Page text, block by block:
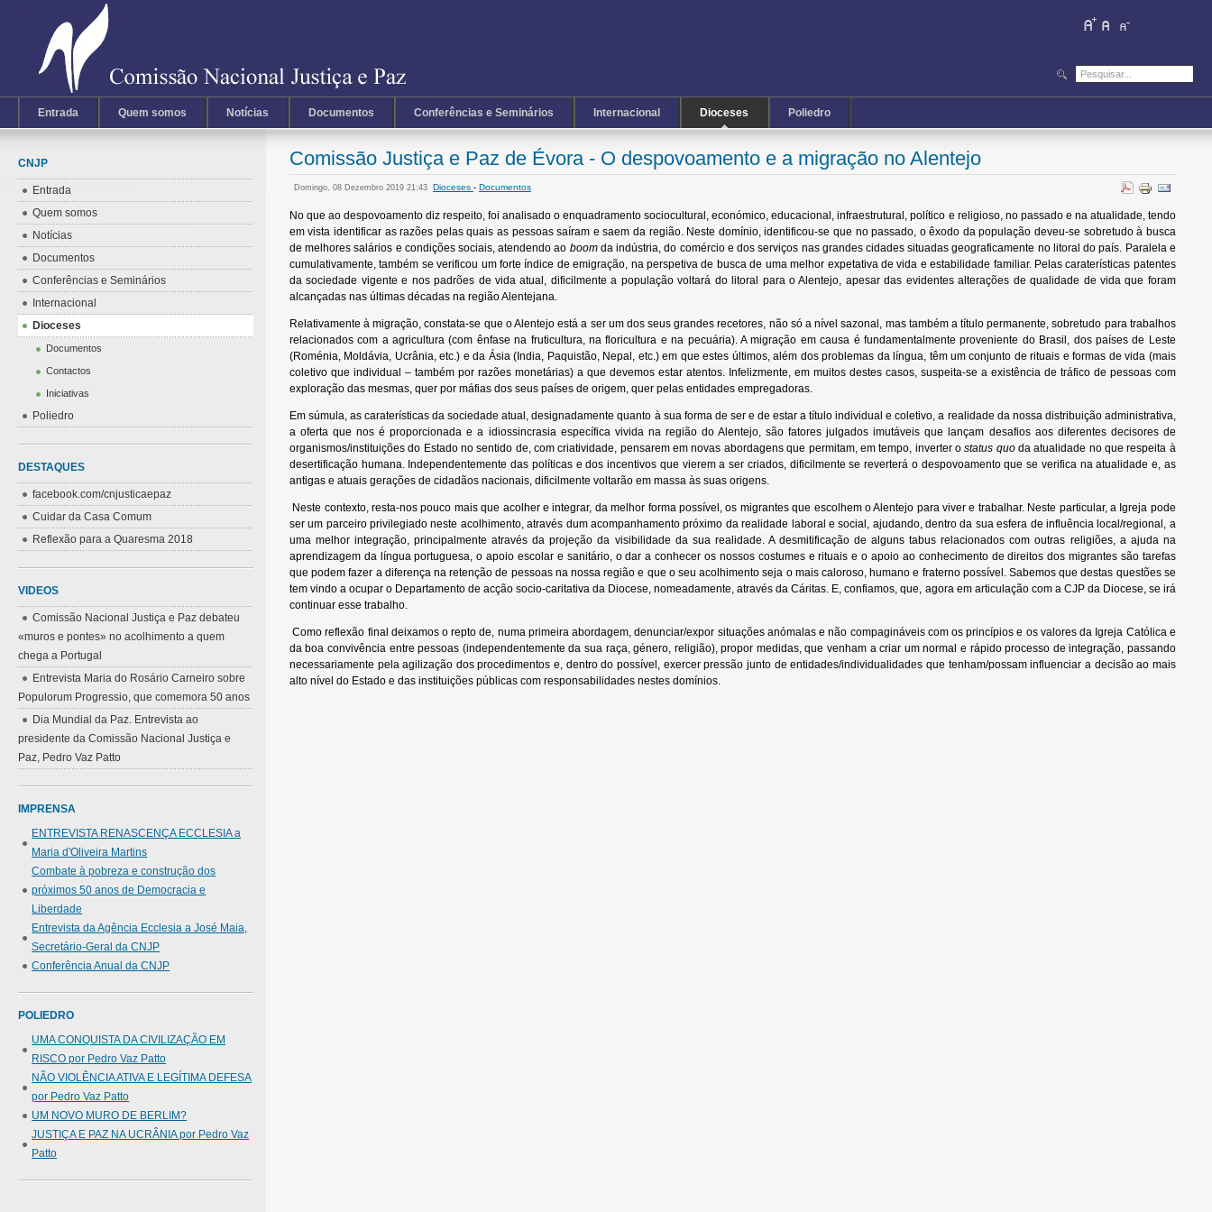
Entrada Quem somos Notícias Documentos Conferências e Seminários Internacional Dioceses Poliedro
Comissão Justiça e Paz de Évora - O despovoamento e a migração no Alentejo
Domingo, 08 Dezembro 2019 21:43 Dioceses - Documentos
No que ao despovoamento diz respeito, foi analisado o enquadramento sociocultural, económico, educacional, infraestrutural, político e religioso, no passado e na atualidade, tendo
em vista identificar as razões pelas quais as pessoas saíram e saem da região. Neste domínio, identificou-se que no passado, o êxodo da população deveu-se sobretudo à busca
de melhores salários e condições sociais, atendendo ao boomda indústria, do comércio e dos serviços nas grandes cidades situadas geograficamente no litoral do país. Paralela e
cumulativamente, também se verificou um forte índice de emigração, na perspetiva de busca de uma melhor expetativa de vida e estabilidade familiar. Pelas caraterísticas patentes
da sociedade vigente e nos padrões de vida atual, dificilmente a população voltará do litoral para o Alentejo, apesar das evidentes alterações de qualidade de vida que foram
alcançadas nas últimas décadas na região Alentejana.
Relativamente à migração, constata-se que o Alentejo está a ser um dos seus grandes recetores, não só a nível sazonal, mas também a título permanente, sobretudo para trabalhos
relacionados com a agricultura (com ênfase na fruticultura, na floricultura e na pecuária). A migração em causa é fundamentalmente proveniente do Brasil, dos países de Leste
(Roménia, Moldávia, Ucrânia, etc.) e da Ásia (India, Paquistão, Nepal, etc.) em que estes últimos, além dos problemas da língua, têm um conjunto de rituais e formas de vida (mais
coletivo que individual – também por razões monetárias) a que devemos estar atentos. Infelizmente, em muitos destes casos, suspeita-se a existência de tráfico de pessoas com
exploração das mesmas, quer por máfias dos seus países de origem, quer pelas entidades empregadoras.
Em súmula, as caraterísticas da sociedade atual, designadamente quanto à sua forma de ser e de estar a título individual e coletivo, a realidade da nossa distribuição administrativa,
a oferta que nos é proporcionada e a idiossincrasia específica vivida na região do Alentejo, são fatores julgados imutáveis que lançam desafios aos diferentes decisores de
organismos/instituições do Estado no sentido de, com criatividade, pensarem em novas abordagens que permitam, em tempo, inverter ostatus quoda atualidade no que respeita à
desertificação humana. Independentemente das políticas e dos incentivos que vierem a ser criados, dificilmente se reverterá o despovoamento que se verifica na atualidade e, as
antigas e atuais gerações de cidadãos nacionais, dificilmente voltarão em massa às suas origens.
Neste contexto, resta-nos pouco mais que acolher e integrar, da melhor forma possível, os migrantes que escolhem o Alentejo para viver e trabalhar. Neste particular, a Igreja pode
ser um parceiro privilegiado neste acolhimento, através dum acompanhamento próximo da realidade laboral e social, ajudando, dentro da sua esfera de influência local/regional, a
uma melhor integração, principalmente através da projeção da visibilidade da sua realidade. A desmitificação de alguns tabus relacionados com outras religiões, a ajuda na
aprendizagem da língua portuguesa, o apoio escolar e sanitário, o dar a conhecer os nossos costumes e rituais e o apoio ao conhecimento de direitos dos migrantes são tarefas
que podem fazer a diferença na retenção de pessoas na nossa região e que o seu acolhimento seja o mais caloroso, humano e fraterno possível. Sabemos que destas questões se
tem vindo a ocupar o Departamento de acção socio-caritativa da Diocese, nomeadamente, através da Cáritas. E, confiamos, que, agora em articulação com a CJP da Diocese, se irá
continuar esse trabalho.
Como reflexão final deixamos o repto de, numa primeira abordagem, denunciar/expor situações anómalas e não compagináveis com os princípios e os valores da Igreja Católica e
da boa convivência entre pessoas (independentemente da sua raça, género, religião), propor medidas, que venham a criar um normal e rápido processo de integração, passando
necessariamente pela agilização dos procedimentos e, dentro do possível, exercer pressão junto de entidades/individualidades que tenham/possam influenciar a decisão ao mais
alto nível do Estado e das instituições públicas com responsabilidades nestes domínios.
CNJP
Entrada
Quem somos
Notícias
Documentos
Conferências e Seminários
Internacional
Dioceses
Documentos
Contactos
Iniciativas
Poliedro
DESTAQUES
facebook.com/cnjusticaepaz
Cuidar da Casa Comum
Reflexão para a Quaresma 2018
VIDEOS
Comissão Nacional Justiça e Paz debateu
«muros e pontes» no acolhimento a quem
chega a Portugal
Entrevista Maria do Rosário Carneiro sobre
Populorum Progressio, que comemora 50 anos
Dia Mundial da Paz. Entrevista ao
presidente da Comissão Nacional Justiça e
Paz, Pedro Vaz Patto
IMPRENSA
ENTREVISTA RENASCENÇA ECCLESIA a
Maria d'Oliveira Martins
Combate à pobreza e construção dos
próximos 50 anos de Democracia e
Liberdade
Entrevista da Agência Ecclesia a José Maia,
Secretário-Geral da CNJP
Conferência Anual da CNJP
POLIEDRO
UMA CONQUISTA DA CIVILIZAÇÃO EM
RISCO por Pedro Vaz Patto
NÃO VIOLÊNCIA ATIVA E LEGÍTIMA DEFESA
por Pedro Vaz Patto
UM NOVO MURO DE BERLIM?
JUSTIÇA E PAZ NA UCRÂNIA por Pedro Vaz
Patto